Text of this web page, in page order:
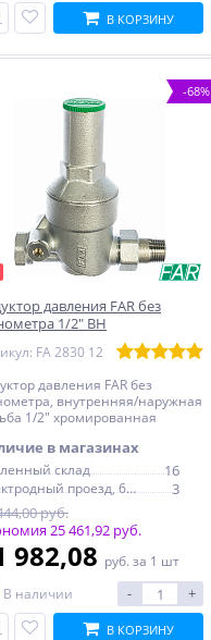
В КОРЗИНУ
-68%
давления FAR без
1/2" ВН
FA 2830 12
давления FAR без
внутренняя/наружная
1/2" хромированная
в магазинах
склад 16
Электродный проезд, 6с1
3
руб.
25 461,92 руб.
982,08 руб. за 1 шт
В наличии
- +
В КОРЗИНУ